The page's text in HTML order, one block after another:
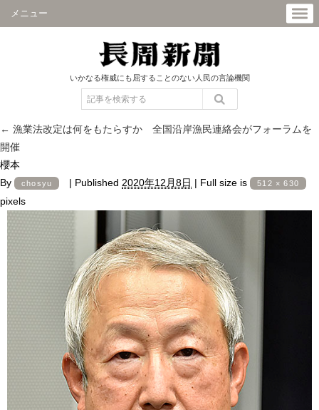
メニュー
いかなる権威にも屈することのない人民の言論機関
← 漁業法改定は何をもたらすか 全国沿岸漁民連絡会がフォーラムを
開催
櫻本
By
chosyu | Published 2020年12月8日 | Full size is 512 × 630
pixels